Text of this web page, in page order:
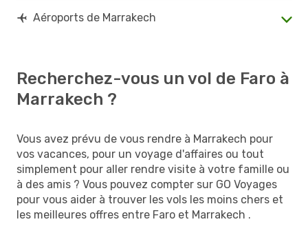
Aéroports de Marrakech
Recherchez-vous un vol de Faro à
Marrakech ?
Vous avez prévu de vous rendre à Marrakech pour
vos vacances, pour un voyage d'affaires ou tout
simplement pour aller rendre visite à votre famille ou
à des amis ? Vous pouvez compter sur GO Voyages
pour vous aider à trouver les vols les moins chers et
les meilleures offres entre Faro et Marrakech .